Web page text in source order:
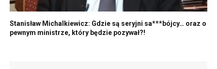
Stanisław Michalkiewicz: Gdzie są seryjni sa***bójcy… oraz o
pewnym ministrze, który będzie pozywał?!